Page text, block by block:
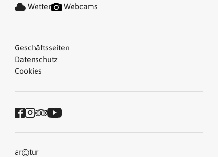
Geschäftsseiten
Datenschutz
Cookies
Wetter Webcams
ar©tur